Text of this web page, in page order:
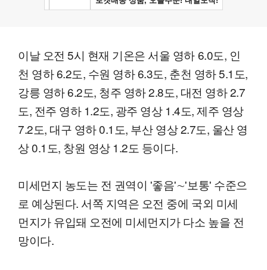
이날 오전 5시 현재 기온은 서울 영하 6.0도, 인
천 영하 6.2도, 수원 영하 6.3도, 춘천 영하 5.1도,
강릉 영하 6.2도, 청주 영하 2.8도, 대전 영하 2.7
도, 전주 영하 1.2도, 광주 영상 1.4도, 제주 영상
7.2도, 대구 영하 0.1도, 부산 영상 2.7도, 울산 영
상 0.1도, 창원 영상 1.2도 등이다.
미세먼지 농도는 전 권역이 '좋음'∼'보통' 수준으
로 예상된다. 서쪽 지역은 오전 중에 국외 미세
먼지가 유입돼 오전에 미세먼지가 다소 높을 전
망이다.